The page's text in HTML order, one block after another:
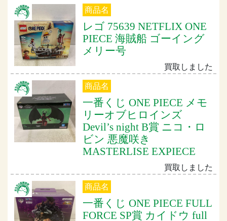
商品名
レゴ 75639 NETFLIX ONE
PIECE 海賊船 ゴーイング
メリー号
買取しました
商品名
一番くじ ONE PIECE メモ
リーオブヒロインズ
Devil’s night B賞 ニコ・ロ
ビン 悪魔咲き
MASTERLISE EXPIECE
買取しました
商品名
一番くじ ONE PIECE FULL
FORCE SP賞 カイドウ full